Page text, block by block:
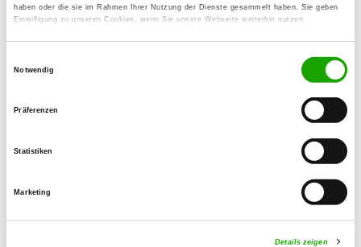
haben oder die sie im Rahmen Ihrer Nutzung der Dienste gesammelt haben. Sie geben
Einwilligung zu unseren Cookies, wenn Sie unsere Webseite weiterhin nutzen.
Notwendig
Präferenzen
Statistiken
Marketing
Details zeigen